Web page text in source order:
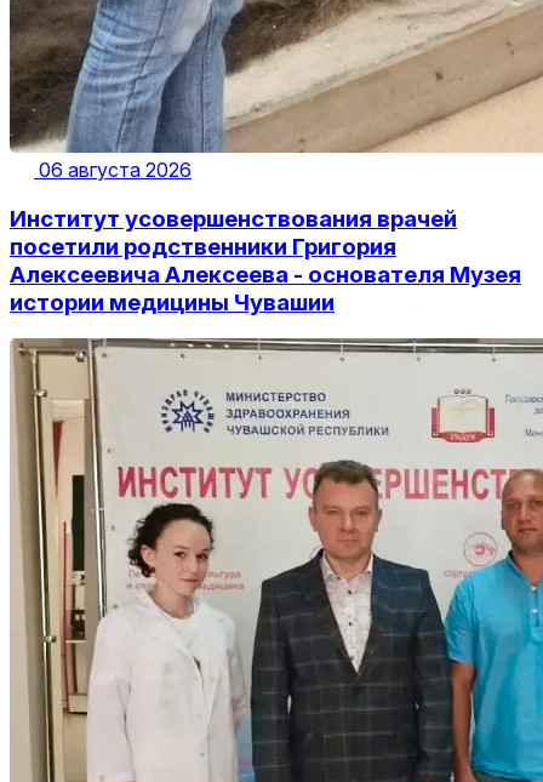
06 августа 2026
Институт усовершенствования врачей
посетили родственники Григория
Алексеевича Алексеева - основателя Музея
истории медицины Чувашии